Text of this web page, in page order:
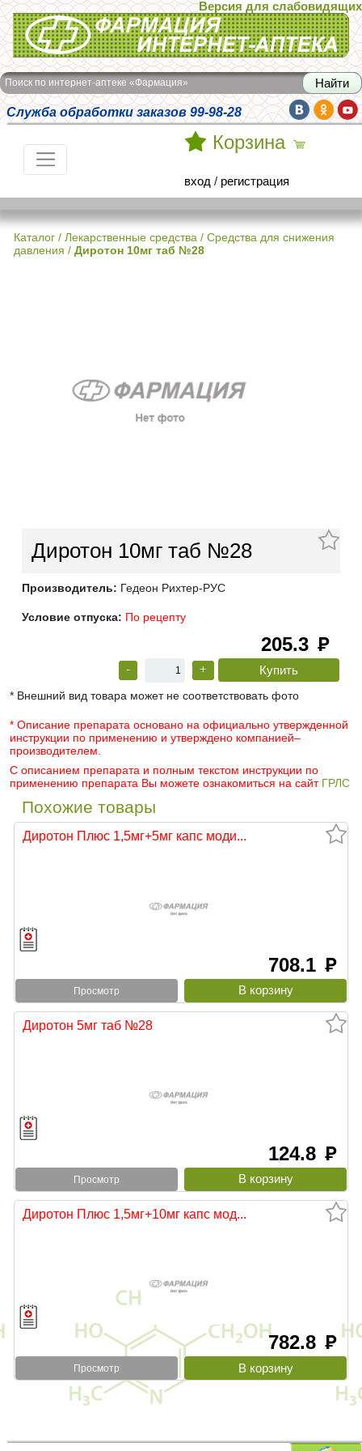
Интернет-аптека Фармация
Версия для слабовидящих
Поиск по интернет-аптеке «Фармация»
Служба обработки заказов 99-98-28
Корзина
вход / регистрация
Каталог / Лекарственные средства / Средства для снижения
давления / Диротон 10мг таб №28
Диротон 10мг таб №28
Производитель: Гедеон Рихтер-РУС
Условие отпуска: По рецепту
205.3 руб
- +
* Внешний вид товара может не соответствовать фото
* Описание препарата основано на официально утвержденной
инструкции по применению и утверждено компанией–
производителем.
С описанием препарата и полным текстом инструкции по
применению препарата Вы можете ознакомиться на сайт ГРЛС
Похожие товары
Диротон Плюс 1,5мг+5мг капс моди...
708.1 руб
Просмотр
Диротон 5мг таб №28
124.8 руб
Просмотр
Диротон Плюс 1,5мг+10мг капс мод...
782.8 руб
Просмотр